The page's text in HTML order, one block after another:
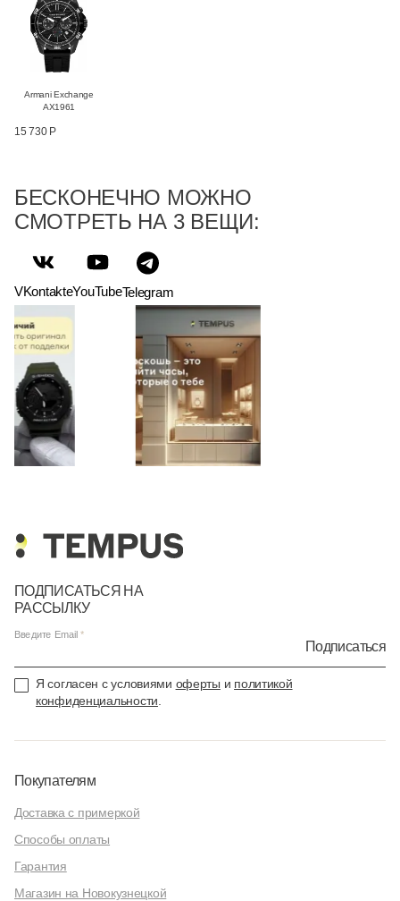
Armani Exchange
AX1961
15 730 Р
БЕСКОНЕЧНО МОЖНО
СМОТРЕТЬ НА 3 ВЕЩИ:
VKontakteYouTubeTelegram
ПОДПИСАТЬСЯ НА
РАССЫЛКУ
Введите Email
Подписаться
Я согласен с условиями оферты и политикой
конфиденциальности
Покупателям
Доставка с примеркой
Способы оплаты
Гарантия
Магазин на Новокузнецкой